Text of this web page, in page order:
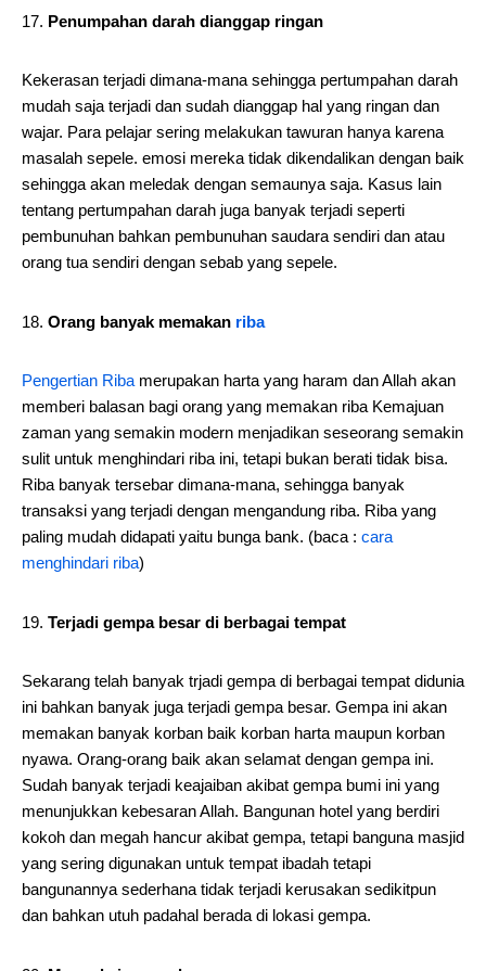
Penumpahan darah dianggap ringan
Kekerasan terjadi dimana-mana sehingga pertumpahan darah
mudah saja terjadi dan sudah dianggap hal yang ringan dan
wajar. Para pelajar sering melakukan tawuran hanya karena
masalah sepele. emosi mereka tidak dikendalikan dengan baik
sehingga akan meledak dengan semaunya saja. Kasus lain
tentang pertumpahan darah juga banyak terjadi seperti
pembunuhan bahkan pembunuhan saudara sendiri dan atau
orang tua sendiri dengan sebab yang sepele.
Orang banyak memakan riba
Pengertian Riba merupakan harta yang haram dan Allah akan
memberi balasan bagi orang yang memakan riba Kemajuan
zaman yang semakin modern menjadikan seseorang semakin
sulit untuk menghindari riba ini, tetapi bukan berati tidak bisa.
Riba banyak tersebar dimana-mana, sehingga banyak
transaksi yang terjadi dengan mengandung riba. Riba yang
paling mudah didapati yaitu bunga bank. (baca : cara
menghindari riba)
Terjadi gempa besar di berbagai tempat
Sekarang telah banyak trjadi gempa di berbagai tempat didunia
ini bahkan banyak juga terjadi gempa besar. Gempa ini akan
memakan banyak korban baik korban harta maupun korban
nyawa. Orang-orang baik akan selamat dengan gempa ini.
Sudah banyak terjadi keajaiban akibat gempa bumi ini yang
menunjukkan kebesaran Allah. Bangunan hotel yang berdiri
kokoh dan megah hancur akibat gempa, tetapi banguna masjid
yang sering digunakan untuk tempat ibadah tetapi
bangunannya sederhana tidak terjadi kerusakan sedikitpun
dan bahkan utuh padahal berada di lokasi gempa.